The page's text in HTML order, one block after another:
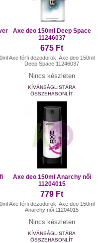
Axe deo 150ml Deep Space
11246037
675 Ft
Axe férfi dezodorok, Axe deo 150ml
Deep Space 11246037
Nincs készleten
KÍVÁNSÁGLISTÁRA
ÖSSZEHASONLÍT
Axe deo 150ml Anarchy női
11204015
779 Ft
Axe férfi dezodorok, Axe deo 150ml
Anarchy női 11204015
Nincs készleten
KÍVÁNSÁGLISTÁRA
ÖSSZEHASONLÍT